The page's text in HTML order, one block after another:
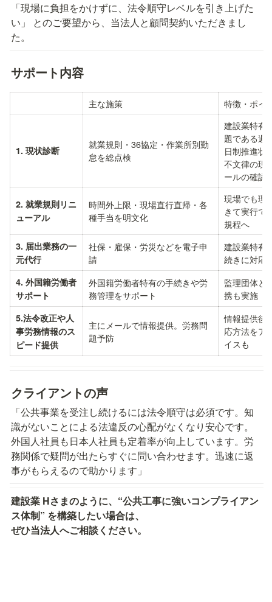
「現場に負担をかけずに、法令順守レベルを引き上げた
い」 とのご要望から、当法人と顧問契約いただきまし
た。
サポート内容
主な施策 特徴・ポイ
1. 現状診断
就業規則・36協定・作業所別勤
怠を総点検
建設業特有
題である週
日制推進状
不文律の現
ールの確認
2. 就業規則リニ
ューアル
時間外上限・現場直行直帰・各
種手当を明文化
現場でも理
きて実行で
規程へ
3. 届出業務の一
元代行
社保・雇保・労災などを電子申
請
建設業特有
続きに対応
4. 外国籍労働者
サポート
外国籍労働者特有の手続きや労
務管理をサポート
監理団体と
携も実施
5.法令改正や人
事労務情報のス
ピード提供
主にメールで情報提供。労務問
題予防
情報提供後
応方法をア
イスも
クライアントの声
「公共事業を受注し続けるには法令順守は必須です。知
識がないことによる法違反の心配がなくなり安心です。
外国人社員も日本人社員も定着率が向上しています。労
務関係で疑問が出たらすぐに問い合わせます。迅速に返
事がもらえるので助かります」
建設業 Hさまのように、“公共工事に強いコンプライアン
ス体制” を構築したい場合は、
ぜひ当法人へご相談ください。